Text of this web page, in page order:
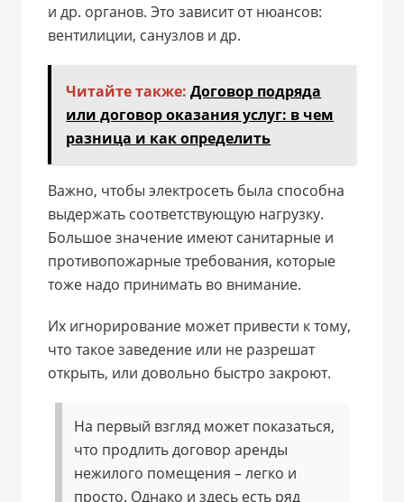
и др. органов. Это зависит от нюансов:
вентилиции, санузлов и др.
Читайте также: Договор подряда
или договор оказания услуг: в чем
разница и как определить
Важно, чтобы электросеть была способна
выдержать соответствующую нагрузку.
Большое значение имеют санитарные и
противопожарные требования, которые
тоже надо принимать во внимание.
Их игнорирование может привести к тому,
что такое заведение или не разрешат
открыть, или довольно быстро закроют.
На первый взгляд может показаться,
что продлить договор аренды
нежилого помещения – легко и
просто. Однако и здесь есть ряд